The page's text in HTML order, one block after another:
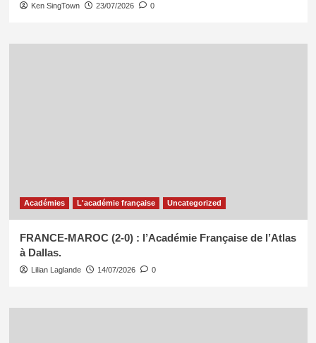
Ken SingTown 23/07/2026 0
Académies L'académie française Uncategorized
FRANCE-MAROC (2-0) : l’Académie Française de l’Atlas
à Dallas.
Lilian Laglande 14/07/2026 0